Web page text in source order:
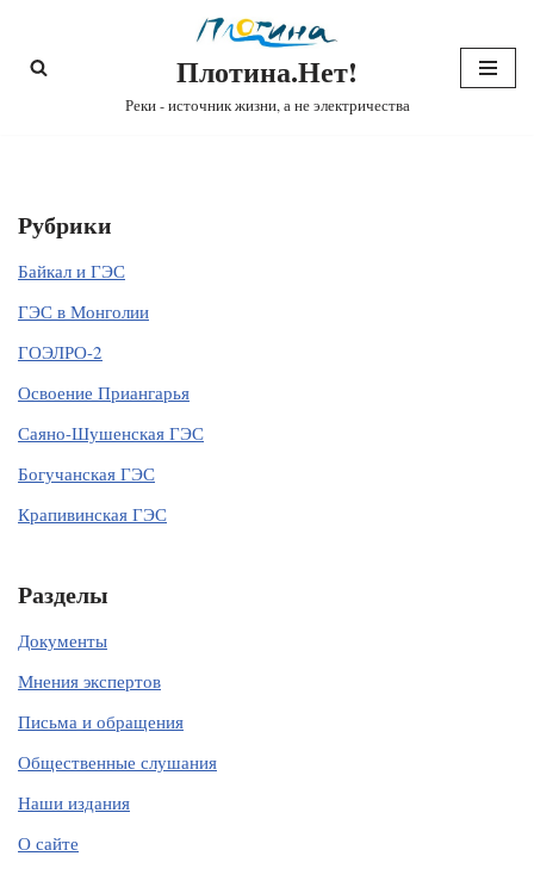
Перейти
Плотина.Нет!
Реки - источник жизни, а не электричества
Рубрики
Байкал и ГЭС
ГЭС в Монголии
ГОЭЛРО-2
Освоение Приангарья
Саяно-Шушенская ГЭС
Богучанская ГЭС
Крапивинская ГЭС
Разделы
Документы
Мнения экспертов
Письма и обращения
Общественные слушания
Наши издания
О сайте